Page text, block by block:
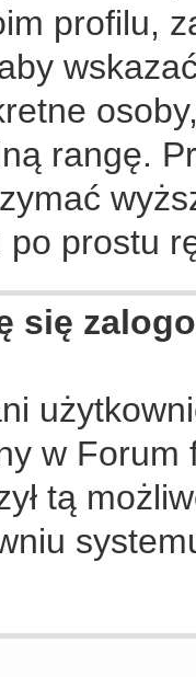
profilu,
rangę.
prostu
się
w Forum
tą